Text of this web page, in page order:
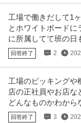
製造、物流、販売、エン
ている当社。 現在、北海
正社員 未経験OK ミド
年収400万円〜700万
【職種】研究・臨床開発
カー ※会員属性などに応
工場で働きだして1
とホワイトボードに
に所属してて班の日
回答終了 2
工場のピッキングや
店の正社員やお店
どんなものかわから
回答終了 3